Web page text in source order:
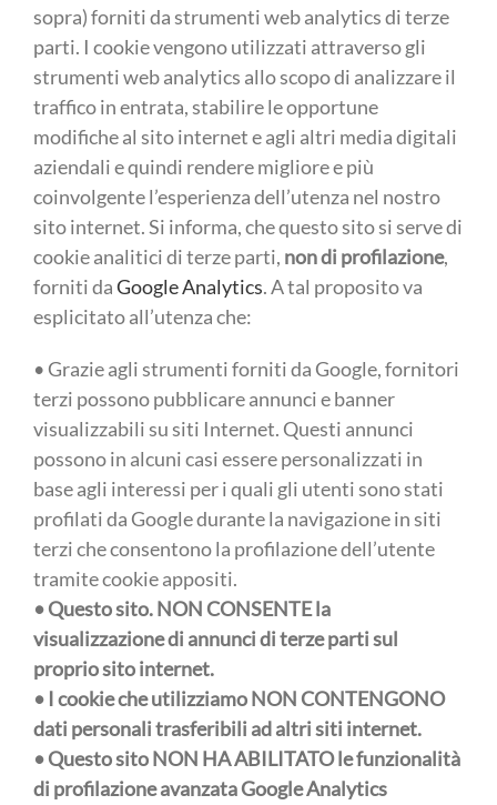
sopra) forniti da strumenti web analytics di terze
parti. I cookie vengono utilizzati attraverso gli
strumenti web analytics allo scopo di analizzare il
traffico in entrata, stabilire le opportune
modifiche al sito internet e agli altri media digitali
aziendali e quindi rendere migliore e più
coinvolgente l’esperienza dell’utenza nel nostro
sito internet. Si informa, che questo sito si serve di
cookie analitici di terze parti, non di profilazione,
forniti daGoogle Analytics. A tal proposito va
esplicitato all’utenza che:
• Grazie agli strumenti forniti da Google, fornitori
terzi possono pubblicare annunci e banner
visualizzabili su siti Internet. Questi annunci
possono in alcuni casi essere personalizzati in
base agli interessi per i quali gli utenti sono stati
profilati da Google durante la navigazione in siti
terzi che consentono la profilazione dell’utente
tramite cookie appositi.
• Questo sito. NON CONSENTE la
visualizzazione di annunci di terze parti sul
proprio sito internet.
• I cookie che utilizziamo NON CONTENGONO
dati personali trasferibili ad altri siti internet.
• Questo sito NON HA ABILITATO le funzionalità
di profilazione avanzata Google Analytics